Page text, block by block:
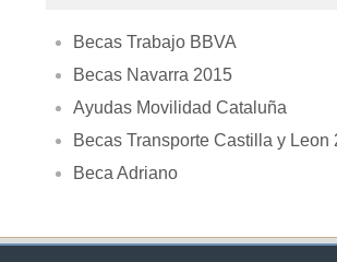
Becas Trabajo BBVA
Becas Navarra 2015
Ayudas Movilidad Cataluña
Becas Transporte Castilla y Leon
Beca Adriano